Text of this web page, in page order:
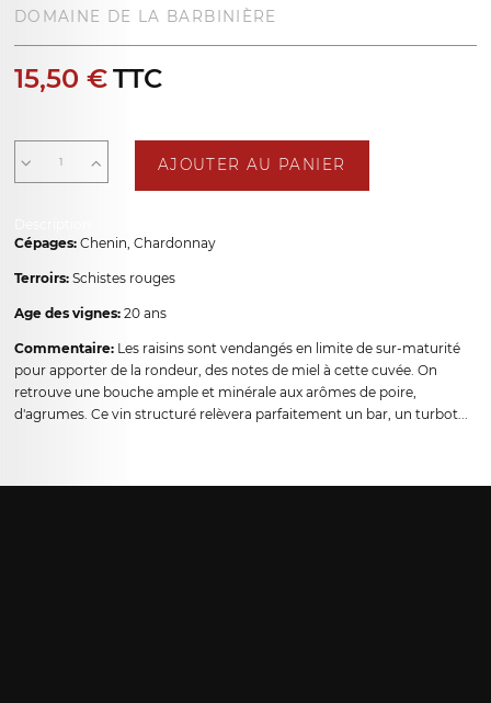
DOMAINE DE LA BARBINIÈRE
15,50 €TTC
AJOUTER AU PANIER
Cépages: Chenin, Chardonnay
Terroirs: Schistes rouges
Age des vignes: 20 ans
Commentaire: Les raisins sont vendangés en limite de sur-maturité
pour apporter de la rondeur, des notes de miel à cette cuvée. On
retrouve une bouche ample et minérale aux arômes de poire,
d'agrumes. Ce vin structuré relèvera parfaitement un bar, un turbot...